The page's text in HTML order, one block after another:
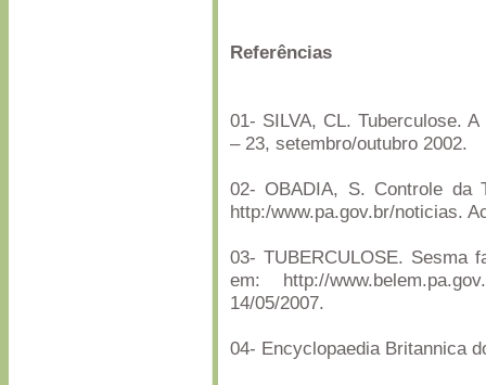
Referências
01- SILVA, CL. Tuberculose.
– 23, setembro/outubro 2002.
02- OBADIA, S. Controle da
http:/www.pa.gov.br/noticias.
03- TUBERCULOSE. Sesma
em: http://
14/05/2007.
04- Encyclopaedia Britannica